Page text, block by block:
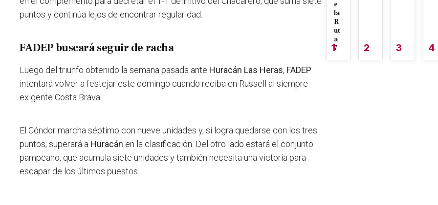
puntos y continúa lejos de encontrar regularidad.
FADEP buscará seguir de racha
Luego del triunfo obtenido la semana pasada ante Huracán Las Heras, FADEP
intentará volver a festejar este domingo cuando reciba en Russell al siempre
exigente Costa Brava.
El Cóndor marcha séptimo con nueve unidades y, si logra quedarse con los tres
puntos, superará a Huracán en la clasificación. Del otro lado estará el conjunto
pampeano, que acumula siete unidades y también necesita una victoria para
escapar de los últimos puestos.
e
la
R
ut
a
7
1 2 3 4